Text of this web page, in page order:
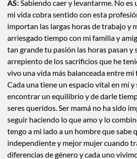
AS:Sabiendo caer y levantarme. No es
mi vida cobra sentido con esta
importan las largas horas de trabajo y
arriesgado tiempo con mi familia y
tan grande tu pasión las horas pasan y
arrepiento de los sacrificios que he
vivo una vida más balanceada entre mi
Cada una tiene un espacio vital en mí
encontrar un equilibrio y de darle
seres queridos. Ser mamá no ha sido
seguir haciendo lo que amo y lo
tengo a mi lado a un hombre que sabe
independiente y mejor mujer cuando